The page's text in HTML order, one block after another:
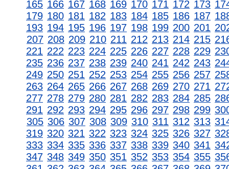
165 166 167 168 169 170 171 172 173
179 180 181 182 183 184 185 186 187
193 194 195 196 197 198 199 200 201
207 208 209 210 211 212 213 214 215
221 222 223 224 225 226 227 228 229
235 236 237 238 239 240 241 242 243
249 250 251 252 253 254 255 256 257
263 264 265 266 267 268 269 270 271
277 278 279 280 281 282 283 284 285
291 292 293 294 295 296 297 298 299
305 306 307 308 309 310 311 312 313
319 320 321 322 323 324 325 326 327
333 334 335 336 337 338 339 340 341
347 348 349 350 351 352 353 354 355